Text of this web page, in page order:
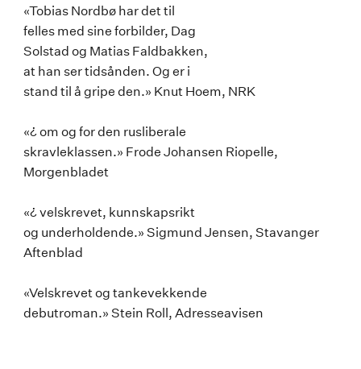
«Tobias Nordbø har det til
felles med sine forbilder, Dag
Solstad og Matias Faldbakken,
at han ser tidsånden. Og er i
stand til å gripe den.» Knut Hoem, NRK
«¿ om og for den rusliberale
skravleklassen.» Frode Johansen Riopelle,
Morgenbladet
«¿ velskrevet, kunnskapsrikt
og underholdende.» Sigmund Jensen, Stavanger
Aftenblad
«Velskrevet og tankevekkende
debutroman.» Stein Roll, Adresseavisen